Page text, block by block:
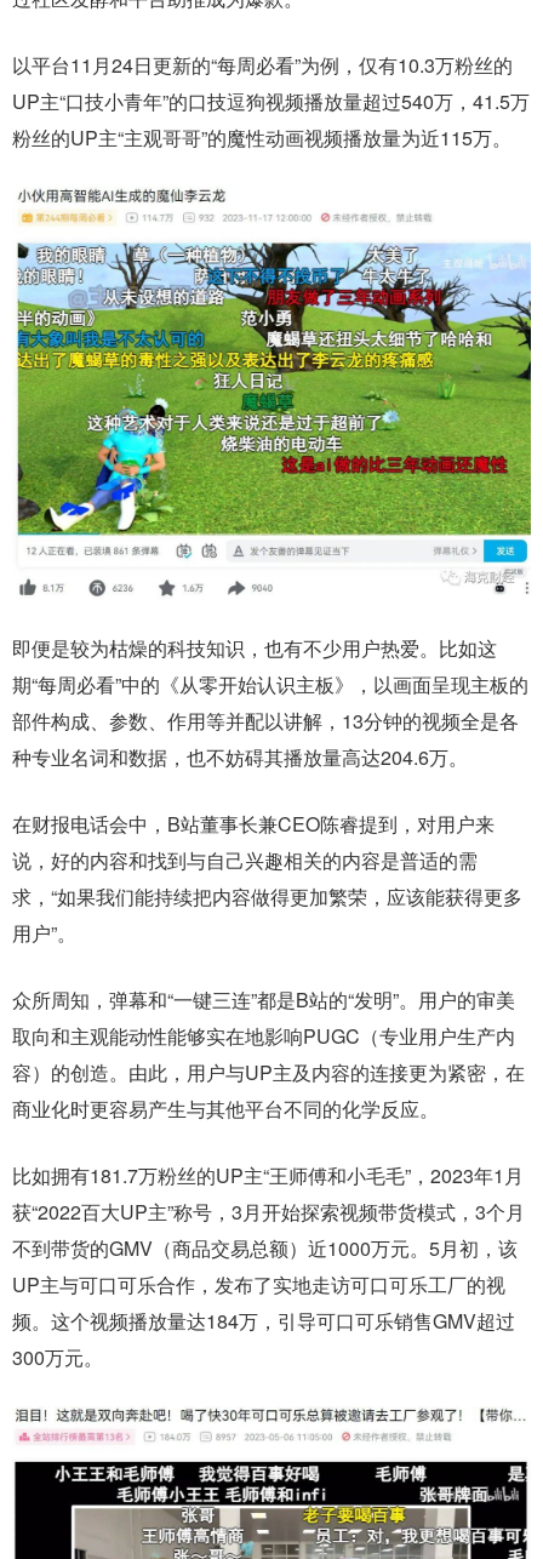
以平台11月24日更新的“每周必看”为例，仅有10.3万粉丝的
UP主“口技小青年”的口技逗狗视频播放量超过540万， 41.5万
粉丝的UP主“主观哥哥”的魔性动画视频播放量为近115万。
即便是较为枯燥的科技知识，也有不少用户热爱。比如这
期“每周必看”中的《从零开始认识主板》，以画面呈现主板的
部件构成、参数、作用等并配以讲解，13分钟的视频全是各
种专业名词和数据，也不妨碍其播放量高达204.6万。
在财报电话会中，B站董事长兼CEO陈睿提到，对用户来
说，好的内容和找到与自己兴趣相关的内容是普适的需
求，“如果我们能持续把内容做得更加繁荣，应该能获得更多
用户”。
众所周知，弹幕和“一键三连”都是B站的“发明”。用户的审美
取向和主观能动性能够实在地影响PUGC（专业用户生产内
容）的创造。由此，用户与UP主及内容的连接更为紧密，在
商业化时更容易产生与其他平台不同的化学反应。
比如拥有181.7万粉丝的UP主“王师傅和小毛毛”，2023年1月
获“2022百大UP主”称号，3月开始探索视频带货模式，3个月
不到带货的GMV（商品交易总额）近1000万元。5月初，该
UP主与可口可乐合作，发布了实地走访可口可乐工厂的视
频。这个视频播放量达184万，引导可口可乐销售GMV超过
300万元。